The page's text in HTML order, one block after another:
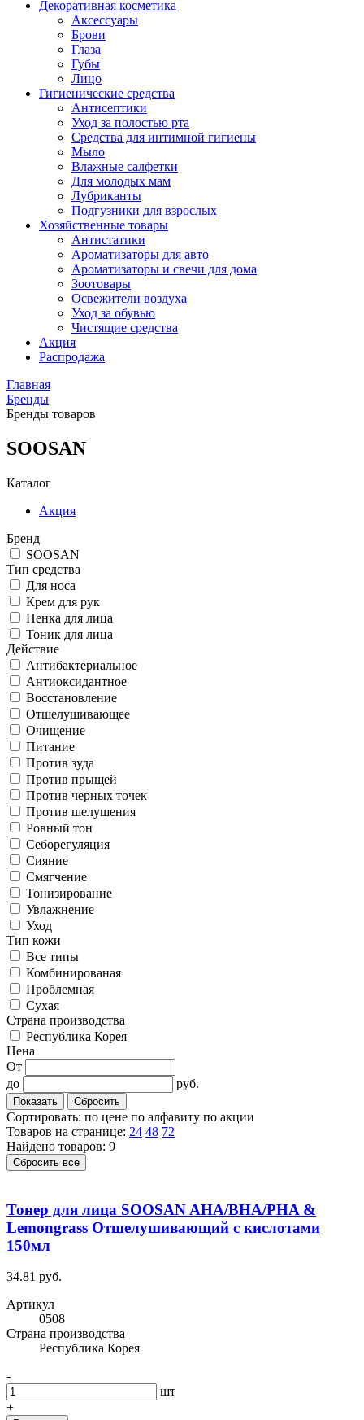
Декоративная косметика
Аксессуары
Брови
Глаза
Губы
Лицо
Гигиенические средства
Антисептики
Уход за полостью рта
Средства для интимной гигиены
Мыло
Влажные салфетки
Для молодых мам
Лубриканты
Подгузники для взрослых
Хозяйственные товары
Антистатики
Ароматизаторы для авто
Ароматизаторы и свечи для дома
Зоотовары
Освежители воздуха
Уход за обувью
Чистящие средства
Акция
Распродажа
Главная
Бренды
Бренды товаров
SOOSAN
Каталог
Акция
Бренд
SOOSAN
Тип средства
Для носа
Крем для рук
Пенка для лица
Тоник для лица
Действие
Антибактериальное
Антиоксидантное
Восстановление
Отшелушивающее
Очищение
Питание
Против зуда
Против прыщей
Против черных точек
Против шелушения
Ровный тон
Себорегуляция
Сияние
Смягчение
Тонизирование
Увлажнение
Уход
Тип кожи
Все типы
Комбинированая
Проблемная
Сухая
Cтрана производства
Республика Корея
Цена
От
до
руб.
Сортировать: по цене по алфавиту по акции
Товаров на странице: 24 48 72
Найдено товаров: 9
Сбросить все
Тонер для лица SOOSAN AHA/BHA/PHA &
Lemongrass Отшелушивающий с кислотами
150мл
34.81 руб.
Артикул
0508
Cтрана производства
Республика Корея
-
шт
+